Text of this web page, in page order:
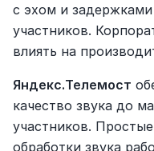
с эхом и
участников.
влиять на
Яндекс.Телемост
качество звука до
участников.
обработки звука